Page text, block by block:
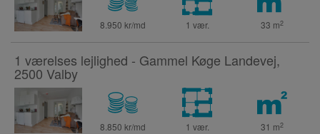
8.950 kr/md 1 vær. 33 m2
1 værelses lejlighed - Gammel Køge Landevej,
2500 Valby
8.850 kr/md 1 vær. 31 m2